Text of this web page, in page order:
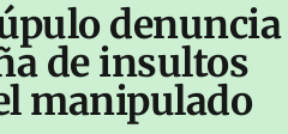
denuncia
de insultos
manipulado